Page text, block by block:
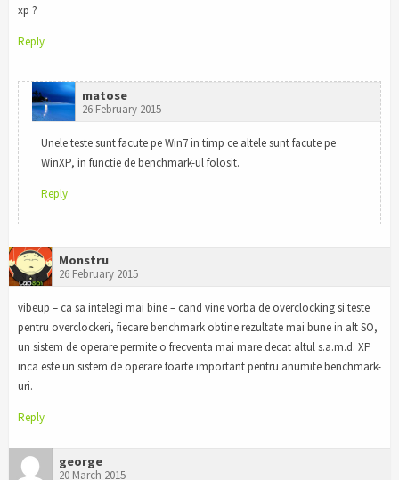
xp ?
Reply
matose
26 February 2015
Unele teste sunt facute pe Win7 in timp ce altele sunt facute pe
WinXP, in functie de benchmark-ul folosit.
Reply
Monstru
26 February 2015
vibeup – ca sa intelegi mai bine – cand vine vorba de overclocking si teste
pentru overclockeri, fiecare benchmark obtine rezultate mai bune in alt SO,
un sistem de operare permite o frecventa mai mare decat altul s.a.m.d. XP
inca este un sistem de operare foarte important pentru anumite benchmark-
uri.
Reply
george
20 March 2015